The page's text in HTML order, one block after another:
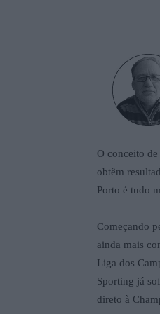
O conceito
obtêm
Porto é tudo
Começando
ainda mais
Liga dos
Sporting já
direto à